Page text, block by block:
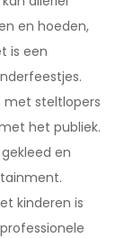
en hoeden,
is een
met steltlopers
het publiek.
en
kinderen is